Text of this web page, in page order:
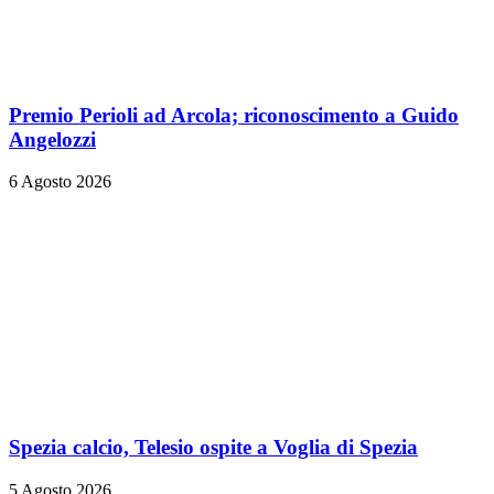
Premio Perioli ad Arcola; riconoscimento a Guido
Angelozzi
6 Agosto 2026
Spezia calcio, Telesio ospite a Voglia di Spezia
5 Agosto 2026